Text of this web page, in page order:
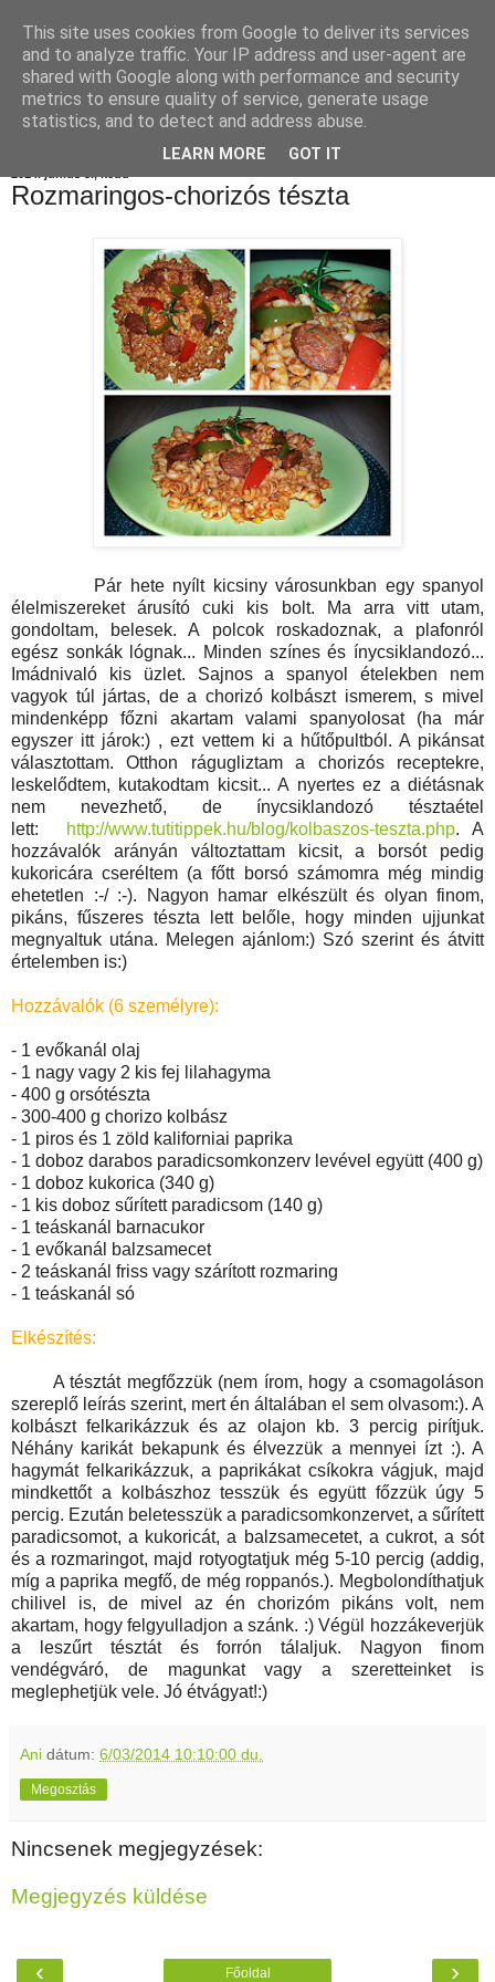
Konyhamesék
Rozmaringos-chorizós tészta
Pár hete nyílt kicsiny városunkban egy spanyol
élelmiszereket árusító cuki kis bolt. Ma arra vitt utam,
gondoltam, belesek. A polcok roskadoznak, a plafonról
egész sonkák lógnak... Minden színes és ínycsiklandozó...
Imádnivaló kis üzlet. Sajnos a spanyol ételekben nem
vagyok túl jártas, de a chorizó kolbászt ismerem, s mivel
mindenképp főzni akartam valami spanyolosat (ha már
egyszer itt járok:) , ezt vettem ki a hűtőpultból. A pikánsat
választottam. Otthon rágugliztam a chorizós receptekre,
leskelődtem, kutakodtam kicsit... A nyertes ez a diétásnak
nem nevezhető, de ínycsiklandozó tésztaétel
lett:
http://www.tutitippek.hu/blog/kolbaszos-teszta.php. A
hozzávalók arányán változtattam kicsit, a borsót pedig
kukoricára cseréltem (a főtt borsó számomra még mindig
ehetetlen :-/ :-). Nagyon hamar elkészült és olyan finom,
pikáns, fűszeres tészta lett belőle, hogy minden ujjunkat
megnyaltuk utána. Melegen ajánlom:) Szó szerint és átvitt
értelemben is:)
Hozzávalók (6 személyre):
- 1 evőkanál olaj
- 1 nagy vagy 2 kis fej lilahagyma
- 400 g orsótészta
- 300-400 g chorizo kolbász
- 1 piros és 1 zöld kaliforniai paprika
- 1 doboz darabos paradicsomkonzerv levével együtt (400 g)
- 1 doboz kukorica (340 g)
- 1 kis doboz sűrített paradicsom (140 g)
- 1 teáskanál barnacukor
- 1 evőkanál balzsamecet
- 2 teáskanál friss vagy szárított rozmaring
- 1 teáskanál só
Elkészítés:
A tésztát megfőzzük (nem írom, hogy a csomagoláson
szereplő leírás szerint, mert én általában el sem olvasom:). A
kolbászt felkarikázzuk és az olajon kb. 3 percig pirítjuk.
Néhány karikát bekapunk és élvezzük a mennyei ízt :). A
hagymát felkarikázzuk, a paprikákat csíkokra vágjuk, majd
mindkettőt a kolbászhoz tesszük és együtt főzzük úgy 5
percig. Ezután beletesszük a paradicsomkonzervet, a sűrített
paradicsomot, a kukoricát, a balzsamecetet, a cukrot, a sót
és a rozmaringot, majd rotyogtatjuk még 5-10 percig (addig,
míg a paprika megfő, de még roppanós.). Megbolondíthatjuk
chilivel is, de mivel az én chorizóm pikáns volt, nem
akartam, hogy felgyulladjon a szánk. :) Végül hozzákeverjük
a leszűrt tésztát és forrón tálaljuk. Nagyon finom
vendégváró, de magunkat vagy a szeretteinket is
meglephetjük vele. Jó étvágyat!:)
Ani dátum: 6/03/2014 10:10:00 du.
Megosztás
Nincsenek megjegyzések:
Megjegyzés küldése
‹ ›
Főoldal
This site uses cookies from Google to deliver its services
and to analyze traffic. Your IP address and user-agent are
shared with Google along with performance and security
metrics to ensure quality of service, generate usage
statistics, and to detect and address abuse.
LEARN MORE GOT IT